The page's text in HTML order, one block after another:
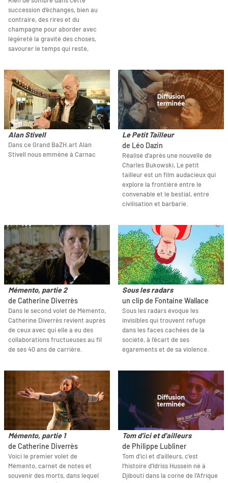
succession d’échanges, bien au
contraire, des rires et du
champagne pour aborder avec
légèreté la gravité des choses,
savourer le temps qui reste,
Alan Stivell
Dans ce Grand BaZH.art Alan
Stivell nous emmène à Carnac
Le Petit Tailleur
de Léo Dazin
Réalisé d’après une nouvelle de
Charles Bukowski, Le petit
tailleur est un film audacieux qui
explore la frontière entre le
convenable et le bestial, entre
civilisation et barbarie.
Mémento, partie 2
de Catherine Diverrès
Dans le second volet de Mémento,
Catherine Diverrès revient auprès
de ceux avec qui elle a eu des
collaborations fructueuses au fil
de ses 40 ans de carrière.
Sous les radars
un clip de Fontaine Wallace
Sous les radars évoque les
invisibles qui trouvent refuge
dans les faces cachées de la
société, à l’écart de ses
égarements et de sa violence.
Mémento, partie 1
de Catherine Diverrès
Voici le premier volet de
Mémento, carnet de notes et
souvenir des morts, dans lequel
Tom d’ici et d’ailleurs
de Philippe Lubliner
Tom d’ici et d’ailleurs, c’est
l’histoire d’Idriss Hussein né à
Djibouti dans la corne de l’Afrique